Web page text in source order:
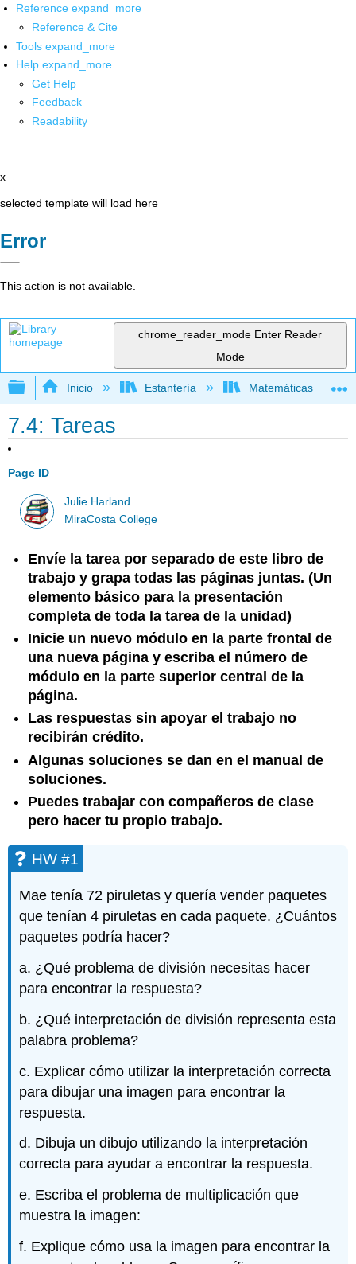
Reference expand_more
Reference & Cite
Tools expand_more
Help expand_more
Get Help
Feedback
Readability
x
selected template will load here
Error
This action is not available.
chrome_reader_mode Enter Reader
Mode
Expandir/contraer jerarquía global
Inicio Estantería Matemáticas
7.4: Tareas
Page ID
Julie Harland
MiraCosta College
Envíe la tarea por separado de este libro de
trabajo y grapa todas las páginas juntas. (Un
elemento básico para la presentación
completa de toda la tarea de la unidad)
Inicie un nuevo módulo en la parte frontal de
una nueva página y escriba el número de
módulo en la parte superior central de la
página.
Las respuestas sin apoyar el trabajo no
recibirán crédito.
Algunas soluciones se dan en el manual de
soluciones.
Puedes trabajar con compañeros de clase
pero hacer tu propio trabajo.
HW #1
Mae tenía 72 piruletas y quería vender paquetes
que tenían 4 piruletas en cada paquete. ¿Cuántos
paquetes podría hacer?
a. ¿Qué problema de división necesitas hacer
para encontrar la respuesta?
b. ¿Qué interpretación de división representa esta
palabra problema?
c. Explicar cómo utilizar la interpretación correcta
para dibujar una imagen para encontrar la
respuesta.
d. Dibuja un dibujo utilizando la interpretación
correcta para ayudar a encontrar la respuesta.
e. Escriba el problema de multiplicación que
muestra la imagen:
f. Explique cómo usa la imagen para encontrar la